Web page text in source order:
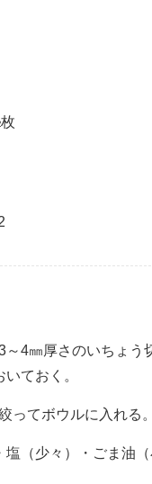
～4㎜厚さのいちょ
ておく。
ってボウルに入れる
（少々）・ごま油